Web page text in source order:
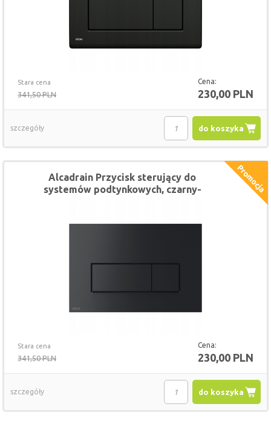
Stara cena
341,50 PLN
Cena:
230,00 PLN
do koszyka
szczegóły
Stara cena
341,50 PLN
Cena:
230,00 PLN
Alcadrain Przycisk sterujący do
systemów podtynkowych, czarny-
do koszyka
szczegóły